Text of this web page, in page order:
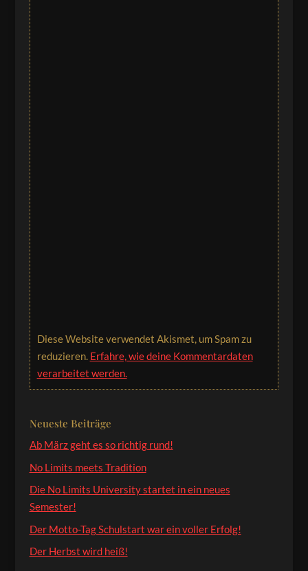
Diese Website verwendet Akismet, um Spam zu
reduzieren. Erfahre, wie deine Kommentardaten
verarbeitet werden.
Neueste Beiträge
Ab März geht es so richtig rund!
No Limits meets Tradition
Die No Limits University startet in ein neues
Semester!
Der Motto-Tag Schulstart war ein voller Erfolg!
Der Herbst wird heiß!